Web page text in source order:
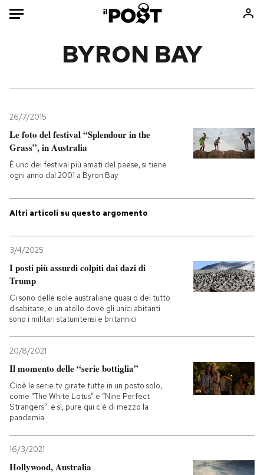
Mondo
Politica
Tecnologia
Internet
Cultura
Economia
Sport
Consumismi
Ok Boomer!
Europa
Mondiali calcio 2026
PODCAST
I MIEI PREFERITI
SHOP
BYRON BAY
26/7/2015
Le foto del festival “Splendour in the
Grass”, in Australia
È uno dei festival più amati del paese, si tiene
ogni anno dal 2001 a Byron Bay
Altri articoli su questo argomento
3/4/2025
I posti più assurdi colpiti dai dazi di
Trump
Ci sono delle isole australiane quasi o del tutto
disabitate, e un atollo dove gli unici abitanti
sono i militari statunitensi e britannici
20/8/2021
Il momento delle “serie bottiglia”
Cioè le serie tv girate tutte in un posto solo,
come “The White Lotus” e “Nine Perfect
Strangers”: e sì, pure qui c'è di mezzo la
pandemia
16/3/2021
Hollywood, Australia